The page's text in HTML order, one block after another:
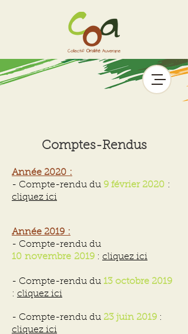
Comptes-Rendus
Année 2020 :
- Compte-rendu du 9 février 2020 :
cliquez ici
Année 2019 :
- Compte-rendu du
10 novembre 2019 : cliquez ici
- Compte-rendu du 13 octobre 2019
: cliquez ici
- Compte-rendu du 23 juin 2019 :
cliquez ici